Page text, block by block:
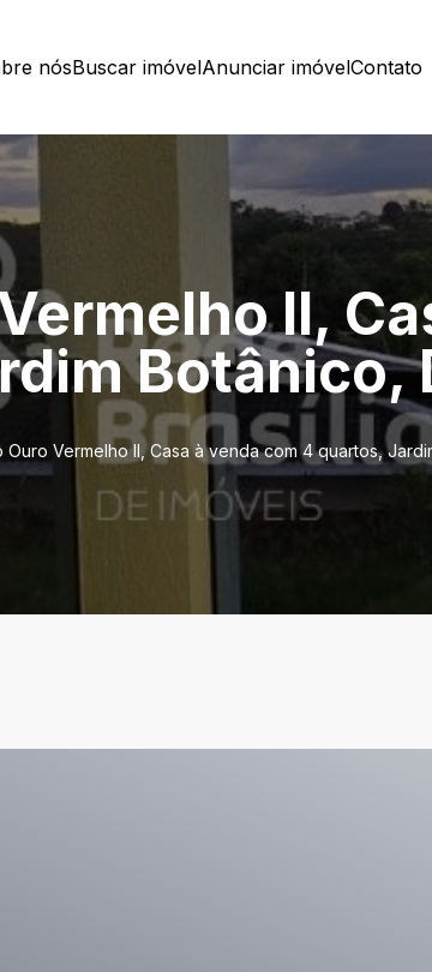
nósBuscar imóvelAnunciar imóvelContato
ll,
Botânico,
Ouro Vermelho ll, Casa à venda com 4 quartos,